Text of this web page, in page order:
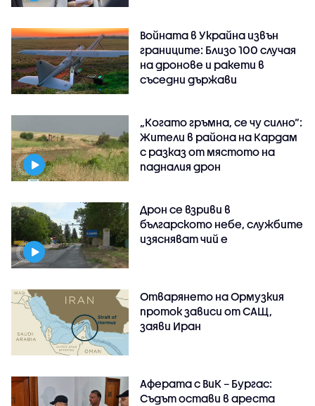
Войната в Украйна извън
границите: Близо 100 случая
на дронове и ракети в
съседни държави
„Когато гръмна, се чу силно“:
Жители в района на Кардам
с разказ от мястото на
падналия дрон
Дрон се взриви в
българското небе, службите
изясняват чий е
Отварянето на Ормузкия
проток зависи от САЩ,
заяви Иран
Аферата с ВиК – Бургас:
Съдът остави в ареста